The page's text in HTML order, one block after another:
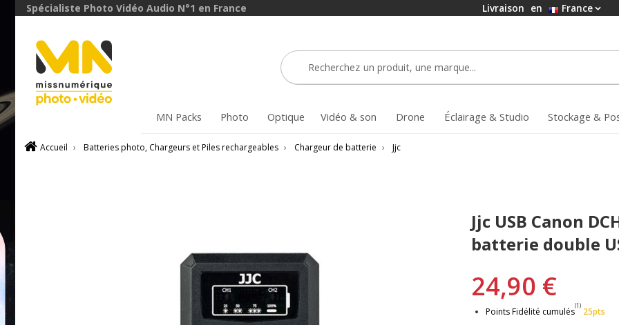
Spécialiste Photo Vidéo Audio N°1 en France Livraison en France
MN Packs Photo Optique Vidéo & son Drone Éclairage & Studio Stockage &
Accueil › Batteries photo, Chargeurs et Piles rechargeables › Chargeur de batterie › Jjc
Jjc USB Canon
batterie double
24,90 €
Points Fidélité cumulés
(1)
25pts